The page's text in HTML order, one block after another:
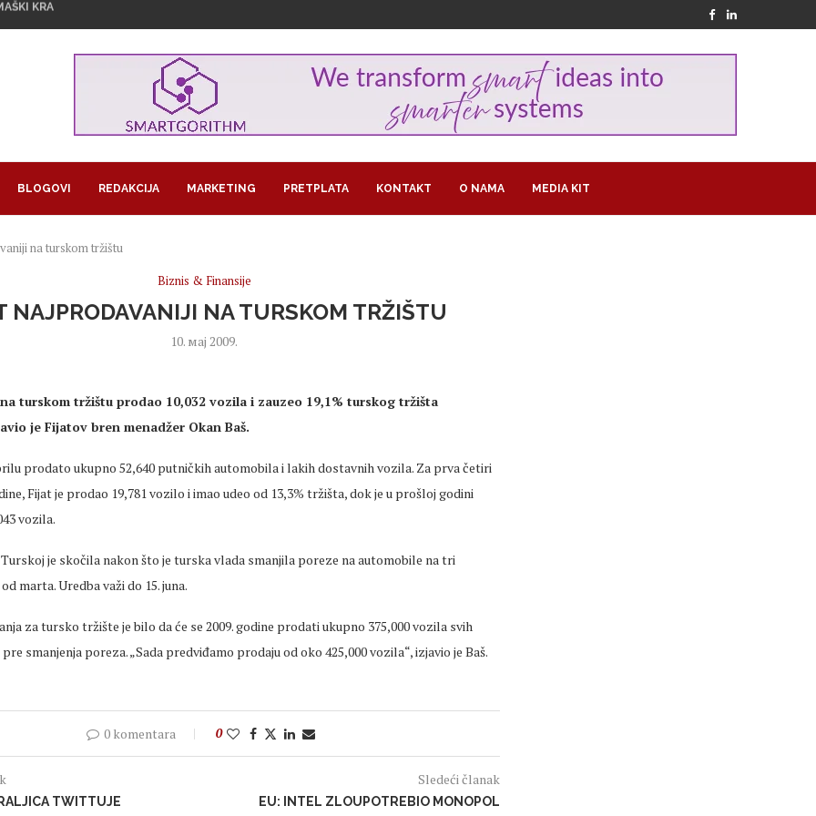
ZNAKU ŽENSKOG...
BLOGOVI REDAKCIJA MARKETING PRETPLATA KONTAKT O NAMA MEDIA KIT
na turskom tržištu
Biznis & Finansije
NAJPRODAVANIJI NA TURSKOM TRŽIŠTU
10. мај 2009.
turskom tržištu prodao 10,032 vozila i zauzeo 19,1% turskog tržišta
je Fijatov bren menadžer Okan Baš.
prodato ukupno 52,640 putničkih automobila i lakih dostavnih vozila. Za prva četiri
Fijat je prodao 19,781 vozilo i imao udeo od 13,3% tržišta, dok je u prošloj godini
vozila.
je skočila nakon što je turska vlada smanjila poreze na automobile na tri
marta. Uredba važi do 15. juna.
za tursko tržište je bilo da će se 2009. godine prodati ukupno 375,000 vozila svih
smanjenja poreza. „Sada predviđamo prodaju od oko 425,000 vozila“, izjavio je Baš.
0 komentara 0
TWITTUJE
Sledeći članak
EU: INTEL ZLOUPOTREBIO MONOPOL